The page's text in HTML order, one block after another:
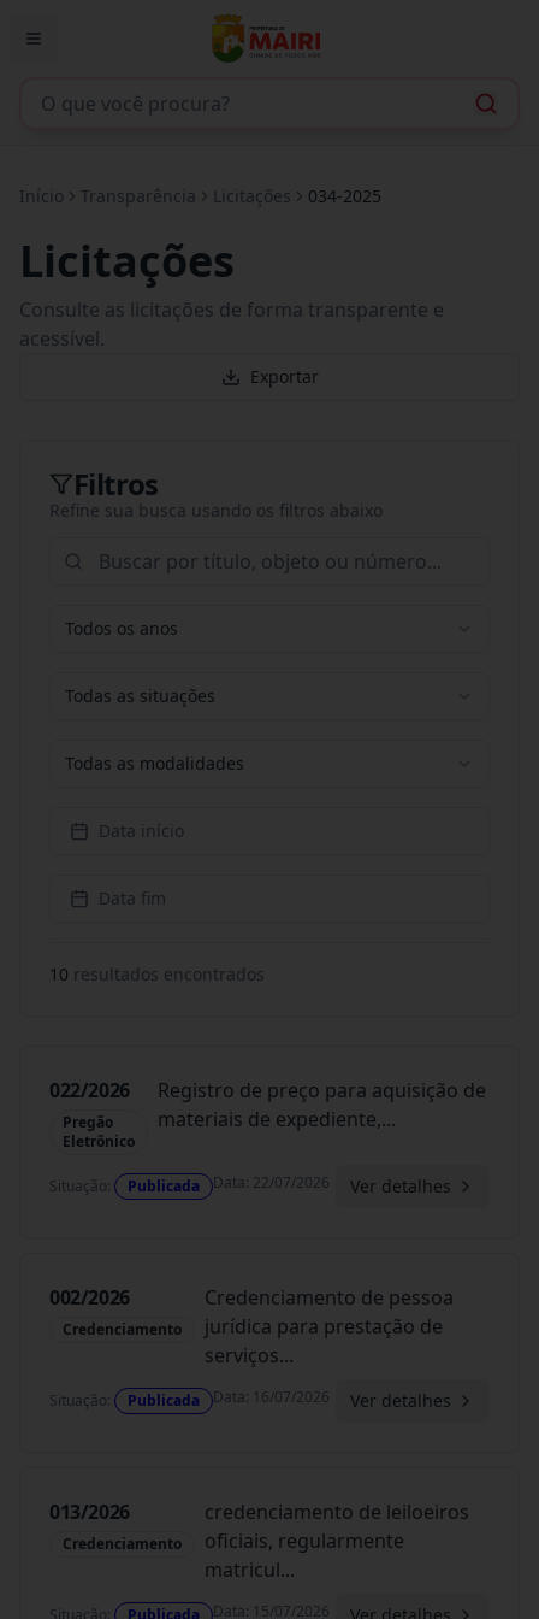
Início Transparência Licitações 034-2025
Licitações
Consulte as licitações de forma transparente e
acessível.
Exportar
Filtros
Refine sua busca usando os filtros abaixo
Todos os anos
Todas as situações
Todas as modalidades
Data início
Data fim
10 resultados encontrados
022/2026
Pregão
Eletrônico
Registro de preço para aquisição de
materiais de expediente,...
Situação: Publicada Data: 22/07/2026 Ver detalhes
002/2026
Credenciamento
Credenciamento de pessoa
jurídica para prestação de
serviços...
Situação: Publicada Data: 16/07/2026 Ver detalhes
013/2026
Credenciamento
credenciamento de leiloeiros
oficiais, regularmente
matricul...
Situação: Publicada Data: 15/07/2026